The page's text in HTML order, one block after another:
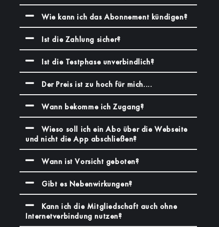
Wie kann ich das Abonnement kündigen?
Ist die Zahlung sicher?
Ist die Testphase unverbindlich?
Der Preis ist zu hoch für mich....
Wann bekomme ich Zugang?
Wieso soll ich ein Abo über die Webseite
und nicht die App abschließen?
Wann ist Vorsicht geboten?
Gibt es Nebenwirkungen?
Kann ich die Mitgliedschaft auch ohne
Internetverbindung nutzen?